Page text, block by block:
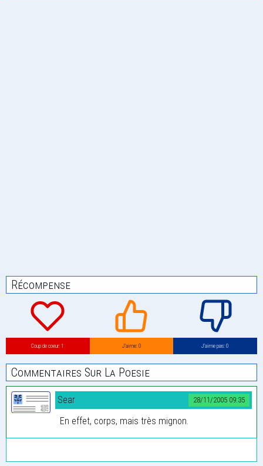
Récompense
Coup de coeur: 1 J’aime: 0 J’aime pas: 0
Commentaires Sur La Poesie
28/11/2005 09:35
Sear
En effet, corps, mais très mignon.